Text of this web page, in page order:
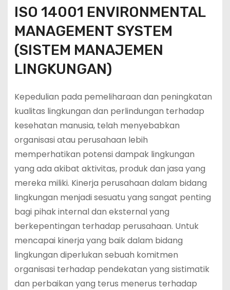
ISO 14001 ENVIRONMENTAL
MANAGEMENT SYSTEM
(SISTEM MANAJEMEN
LINGKUNGAN)
Kepedulian pada pemeliharaan dan peningkatan
kualitas lingkungan dan perlindungan terhadap
kesehatan manusia, telah menyebabkan
organisasi atau perusahaan lebih
memperhatikan potensi dampak lingkungan
yang ada akibat aktivitas, produk dan jasa yang
mereka miliki. Kinerja perusahaan dalam bidang
lingkungan menjadi sesuatu yang sangat penting
bagi pihak internal dan eksternal yang
berkepentingan terhadap perusahaan. Untuk
mencapai kinerja yang baik dalam bidang
lingkungan diperlukan sebuah komitmen
organisasi terhadap pendekatan yang sistimatik
dan perbaikan yang terus menerus terhadap